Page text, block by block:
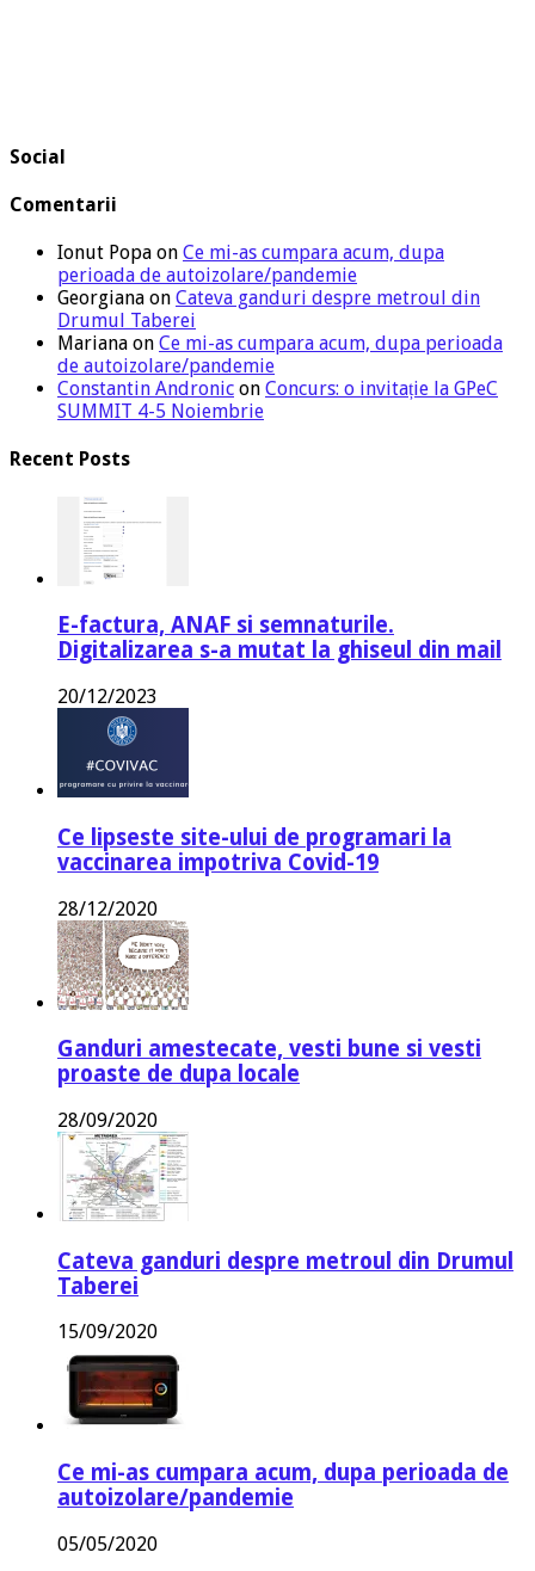
Social
Comentarii
Ionut Popa on Ce mi-as cumpara acum, dupa
perioada de autoizolare/pandemie
Georgiana on Cateva ganduri despre metroul din
Drumul Taberei
Mariana on Ce mi-as cumpara acum, dupa perioada
de autoizolare/pandemie
Constantin Andronic on Concurs: o invitație la GPeC
SUMMIT 4-5 Noiembrie
Recent Posts
E-factura, ANAF si semnaturile.
Digitalizarea s-a mutat la ghiseul din mail
20/12/2023
Ce lipseste site-ului de programari la
vaccinarea impotriva Covid-19
28/12/2020
Ganduri amestecate, vesti bune si vesti
proaste de dupa locale
28/09/2020
Cateva ganduri despre metroul din Drumul
Taberei
15/09/2020
Ce mi-as cumpara acum, dupa perioada de
autoizolare/pandemie
05/05/2020